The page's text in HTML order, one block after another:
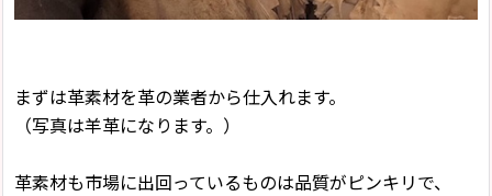
まずは革素材を革の業者から仕入れます。
（写真は羊革になります。）
革素材も市場に出回っているものは品質がピンキリで、